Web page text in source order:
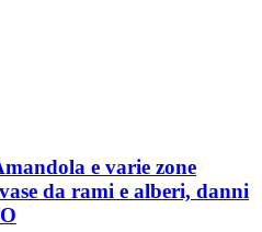
e varie zone
da rami e alberi, danni